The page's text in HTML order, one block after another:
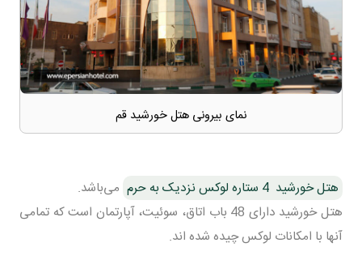
نمای بیرونی هتل خورشید قم
هتل خورشید 4 ستاره لوکس نزدیک به حرم
می‌باشد.
هتل خورشید دارای 48 باب اتاق، سوئیت، آپارتمان است که تمامی
آنها با امکانات لوکس چیده شده اند.